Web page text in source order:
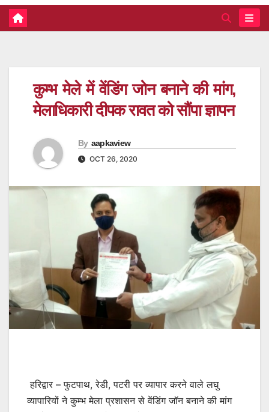
कुम्भ मेले में वेंडिंग जोन बनाने की मांग,
मेलाधिकारी दीपक रावत को सौंपा ज्ञापन
By aapkaview
OCT 26, 2020
हरिद्वार – फुटपाथ, रेडी, पटरी पर व्यापार करने वाले लघु
व्यापारियों ने कुम्भ मेला प्रशासन से वेंडिंग जॉन बनाने की मांग